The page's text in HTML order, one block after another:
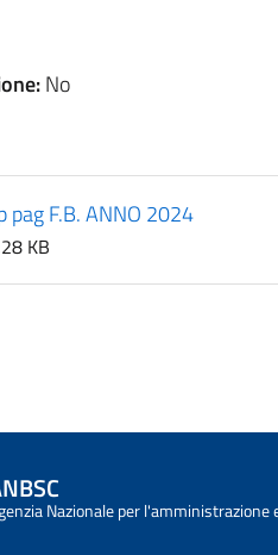
No
pag F.B. ANNO 2024
KB
Nazionale per